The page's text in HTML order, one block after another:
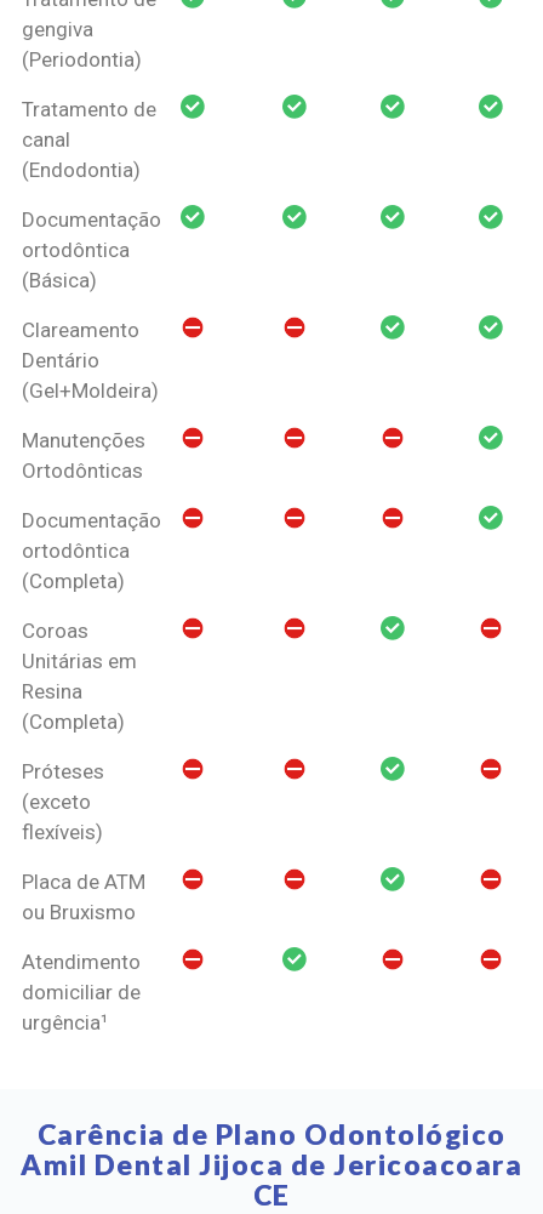
gengiva
(Periodontia)
Tratamento de
canal
(Endodontia)
Documentação
ortodôntica
(Básica)
Clareamento
Dentário
(Gel+Moldeira)
Manutenções
Ortodônticas
Documentação
ortodôntica
(Completa)
Coroas
Unitárias em
Resina
(Completa)
Próteses
(exceto
flexíveis)
Placa de ATM
ou Bruxismo
Atendimento
domiciliar de
urgência¹
Carência de Plano Odontológico
Amil Dental Jijoca de Jericoacoara
CE